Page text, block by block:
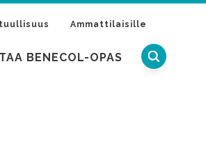
Ammattilaisille
BENECOL-OPAS